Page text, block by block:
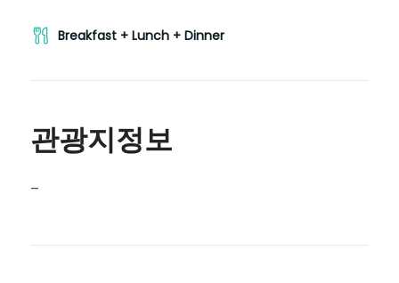
Breakfast + Lunch + Dinner
관광지정보
–